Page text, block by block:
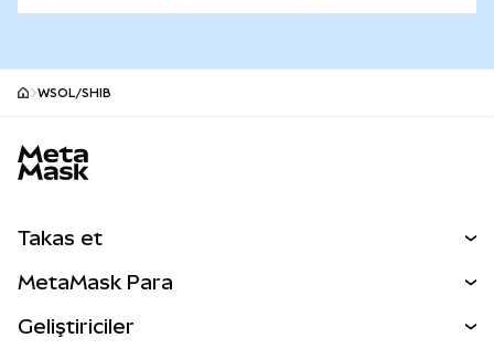
WSOL/SHIB
Takas et
Perps
MetaMask Para
Geliştiriciler